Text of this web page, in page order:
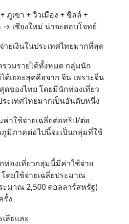
ภูเขา + วิวเมือง + ชิลล์ +
→ เชียงใหม่ น่าจะตอบโจทย์
ายเงินในประเทศไทยมากที่สุด
รวมรายได้ทั้งหมด กลุ่มนัก
ด้เยอะสุดคือจาก จีน เพราะจีน
ดของไทย โดยมีนักท่องเที่ยว
ะเทศไทยมากเป็นอันดับหนึ่ง
ค่าใช้จ่ายเฉลี่ยต่อทริป/ต่อ
ภูมิภาคต่อไปนี้จะเป็นกลุ่มที่ใช้
ท่องเที่ยวกลุ่มนี้มีค่าใช้จ่าย
ดยใช้จ่ายเฉลี่ยประมาณ
ะมาณ 2,500 ดอลลาร์สหรัฐ)
รั้ง
เลียและ